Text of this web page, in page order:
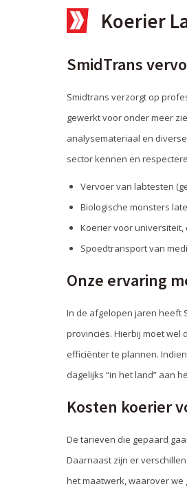
Koerier
SmidTrans
Smidtrans verzorgt op
gewerkt voor onder meer
analysemateriaal en
sector kennen en
Vervoer van labtesten
Biologische monsters
Koerier voor
Spoedtransport van
Onze ervaring
In de afgelopen jaren heeft
provincies. Hierbij moet wel
efficiënter te plannen.
dagelijks “in het land” aan
Kosten koerier
De tarieven die gepaard
Daarnaast zijn er
het maatwerk, waarover